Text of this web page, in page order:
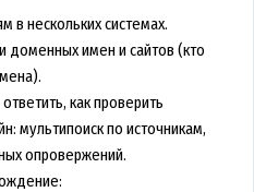
в нескольких системах.
доменных имен и сайтов (кто
как проверить
мультипоиск по источникам,
опровержений.